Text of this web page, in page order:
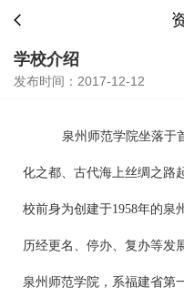
学校介绍
发布时间：2017-12-12
泉州师范学院坐落于
化之都、古代海上丝绸之
校前身为创建于1958年的泉
历经更名、停办、复办等发
泉州师范学院，系福建省第